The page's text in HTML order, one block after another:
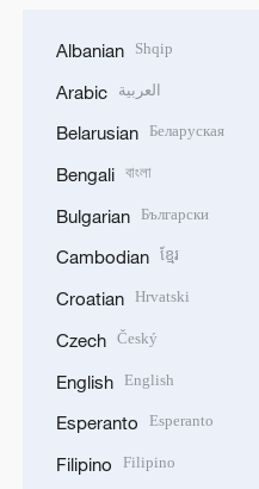
Albanian Shqip
Arabic العربية
Belarusian Беларуская
Bengali বাংলা
Bulgarian Български
Cambodian ខ្មែរ
Croatian Hrvatski
Czech Český
English English
Esperanto Esperanto
Filipino Filipino